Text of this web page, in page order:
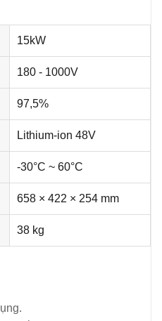
15kW
180 - 1000V
97,5%
Lithium-ion 48V
-30°C ~ 60°C
658 × 422 × 254 mm
38 kg